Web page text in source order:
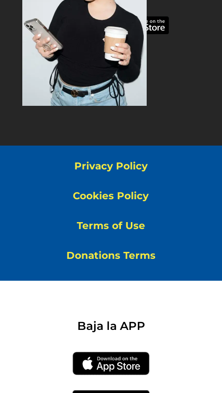
Privacy Policy
Cookies Policy
Terms of Use
Donations Terms
Baja la APP